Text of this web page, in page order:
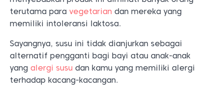
terutama para vegetarian dan mereka yang
memiliki intoleransi laktosa.
Sayangnya, susu ini tidak dianjurkan sebagai
alternatif pengganti bagi bayi atau anak-anak
yang alergi susu dan kamu yang memiliki alergi
terhadap kacang-kacangan.